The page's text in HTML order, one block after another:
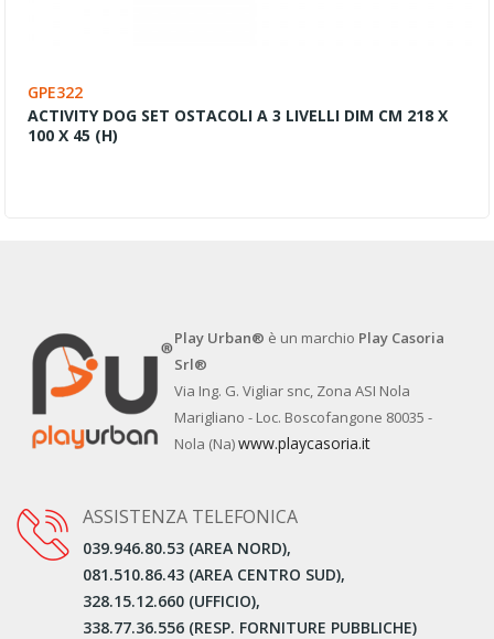
GPE322
ACTIVITY DOG SET OSTACOLI A 3 LIVELLI DIM CM 218 X
100 X 45 (H)
Play Urban® è un marchio Play Casoria
Srl®
Via Ing. G. Vigliar snc, Zona ASI Nola
Marigliano - Loc. Boscofangone 80035 -
Nola (Na)www.playcasoria.it
ASSISTENZA TELEFONICA
039.946.80.53 (AREA NORD),
081.510.86.43 (AREA CENTRO SUD),
328.15.12.660 (UFFICIO),
338.77.36.556 (RESP. FORNITURE PUBBLICHE)